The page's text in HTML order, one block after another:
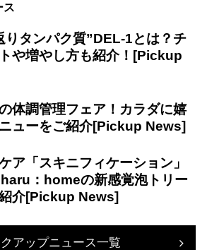
ス
りタンパク質”DEL-1とは？チ
や増やし方も紹介！
体調管理フェア！カラダに嬉
ューをご紹介
ア「スキニフィケーション」
：homeの新感覚泡トリー
介
アップニュース一覧